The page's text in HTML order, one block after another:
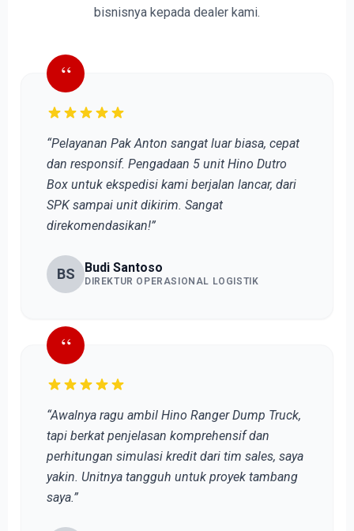
bisnisnya kepada dealer kami.
“
“Pelayanan Pak Anton sangat luar biasa, cepat
dan responsif. Pengadaan 5 unit Hino Dutro
Box untuk ekspedisi kami berjalan lancar, dari
SPK sampai unit dikirim. Sangat
direkomendasikan!”
BS Budi Santoso
DIREKTUR OPERASIONAL LOGISTIK
“
“Awalnya ragu ambil Hino Ranger Dump Truck,
tapi berkat penjelasan komprehensif dan
perhitungan simulasi kredit dari tim sales, saya
yakin. Unitnya tangguh untuk proyek tambang
saya.”